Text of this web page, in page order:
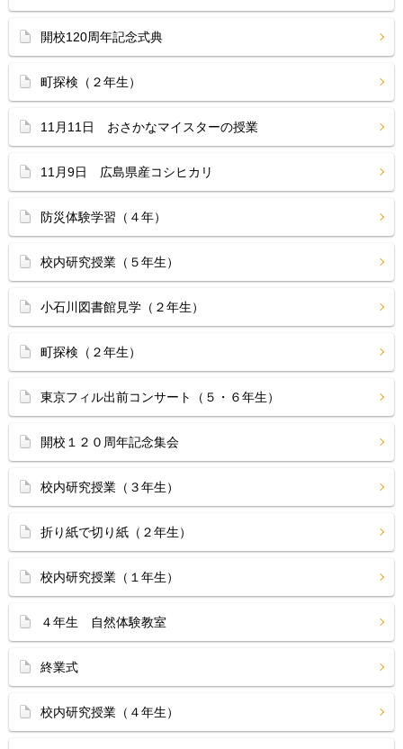
開校120周年記念式典
町探検（２年生）
11月11日 おさかなマイスターの授業
11月9日 広島県産コシヒカリ
防災体験学習（４年）
校内研究授業（５年生）
小石川図書館見学（２年生）
町探検（２年生）
東京フィル出前コンサート（５・６年生）
開校１２０周年記念集会
校内研究授業（３年生）
折り紙で切り紙（２年生）
校内研究授業（１年生）
４年生 自然体験教室
終業式
校内研究授業（４年生）